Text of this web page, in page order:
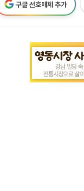
구글 선호매체 추가